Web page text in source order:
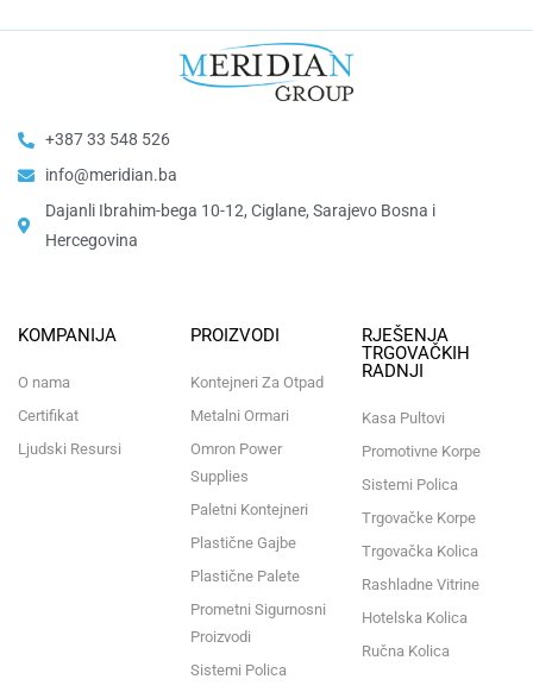
+387 33 548 526
info@meridian.ba
Dajanli Ibrahim-bega 10-12, Ciglane, Sarajevo Bosna i
Hercegovina​
KOMPANIJA
O nama
Certifikat
Ljudski Resursi
PROIZVODI
Kontejneri Za Otpad
Metalni Ormari
Omron Power
Supplies
Paletni Kontejneri
Plastične Gajbe
Plastične Palete
Prometni Sigurnosni
Proizvodi
Sistemi Polica
RJEŠENJA
TRGOVAČKIH
RADNJI
Kasa Pultovi
Promotivne Korpe
Sistemi Polica
Trgovačke Korpe
Trgovačka Kolica
Rashladne Vitrine
Hotelska Kolica
Ručna Kolica